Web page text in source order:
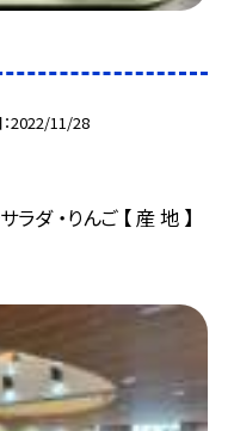
2022/11/28
ラダ ・りんご 【 産 地 】